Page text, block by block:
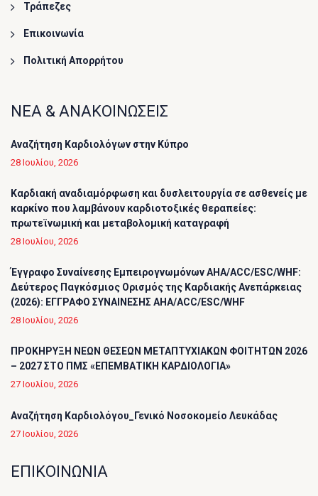
Τράπεζες
Επικοινωνία
Πολιτική Απορρήτου
ΝΕΑ & ΑΝΑΚΟΙΝΩΣΕΙΣ
Αναζήτηση Καρδιολόγων στην Κύπρο
28 Ιουλίου, 2026
Καρδιακή αναδιαμόρφωση και δυσλειτουργία σε ασθενείς με
καρκίνο που λαμβάνουν καρδιοτοξικές θεραπείες:
πρωτεϊνωμική και μεταβολομική καταγραφή
28 Ιουλίου, 2026
Έγγραφο Συναίνεσης Εμπειρογνωμόνων AHA/ACC/ESC/WHF:
Δεύτερος Παγκόσμιος Ορισμός της Καρδιακής Ανεπάρκειας
(2026): ΕΓΓΡΑΦΟ ΣΥΝΑΙΝΕΣΗΣ AHA/ACC/ESC/WHF
28 Ιουλίου, 2026
ΠΡΟΚΗΡΥΞΗ ΝΕΩΝ ΘΕΣΕΩΝ ΜΕΤΑΠΤΥΧΙΑΚΩΝ ΦΟΙΤΗΤΩΝ 2026
– 2027 ΣΤΟ ΠΜΣ «ΕΠΕΜΒΑΤΙΚΗ ΚΑΡΔΙΟΛΟΓΙΑ»
27 Ιουλίου, 2026
Αναζήτηση Καρδιολόγου_Γενικό Νοσοκομείο Λευκάδας
27 Ιουλίου, 2026
ΕΠΙΚΟΙΝΩΝΙΑ